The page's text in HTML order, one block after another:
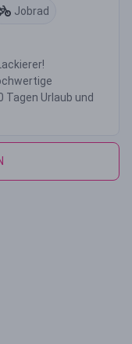
Jobrad
Tagen Urlaub und